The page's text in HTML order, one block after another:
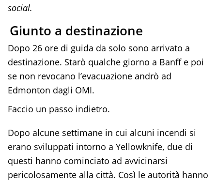
social.
Giunto a destinazione
Dopo 26 ore di guida da solo sono arrivato a
destinazione. Starò qualche giorno a Banff e poi
se non revocano l’evacuazione andrò ad
Edmonton dagli OMI.
Faccio un passo indietro.
Dopo alcune settimane in cui alcuni incendi si
erano sviluppati intorno a Yellowknife, due di
questi hanno cominciato ad avvicinarsi
pericolosamente alla città. Così le autorità hanno